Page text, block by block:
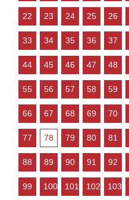
22 23 24 25 26
33 34 35 36 37
44 45 46 47 48
55 56 57 58 59
66 67 68 69 70
77 78 79 80 81
88 89 90 91 92
99 100 101 102 103